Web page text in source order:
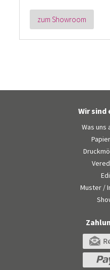
zum Showroom
Wir
Was uns
Muster /